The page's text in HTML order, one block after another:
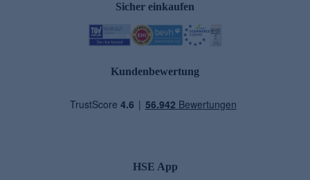
Sicher einkaufen
Kundenbewertung
HSE App